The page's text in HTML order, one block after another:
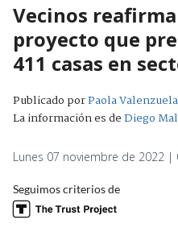
Vecinos
proyecto que
411 casas en
Publicado porPaola Valenzuela
La información es deDiego
Lunes 07 noviembre de 2022 |
Seguimos criterios de